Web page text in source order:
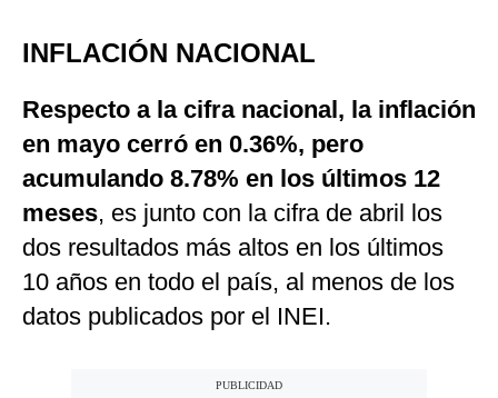
INFLACIÓN NACIONAL
Respecto a la cifra nacional, la inflación
en mayo cerró en 0.36%, pero
acumulando 8.78% en los últimos 12
meses, es junto con la cifra de abril los
dos resultados más altos en los últimos
10 años en todo el país, al menos de los
datos publicados por el INEI.